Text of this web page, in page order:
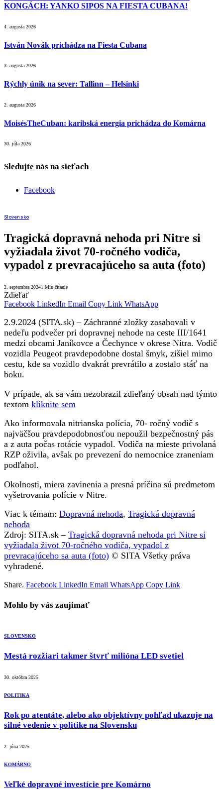
KONGÁCH: YANKO SIPOS NA FIESTA CUBANA!
4. augusta 2026
István Novák prichádza na Fiesta Cubana
3. augusta 2026
Rýchly únik na sever: Tallinn – Helsinki
2. augusta 2026
MoisésTheCuban: karibská energia prichádza do Komárna
30. júla 2026
Sledujte nás na sieťach
Facebook
Slovensko
Tragická dopravná nehoda pri Nitre si
vyžiadala život 70-ročného vodiča,
vypadol z prevracajúceho sa auta (foto)
2. septembra 20241 Min čítanie
Zdieľať
Facebook LinkedIn Email Copy Link WhatsApp
2.9.2024 (SITA.sk) – Záchranné zložky zasahovali v
nedeľu podvečer pri dopravnej nehode na ceste III/1641
medzi obcami Janíkovce a Čechynce v okrese Nitra. Vodič
vozidla Peugeot pravdepodobne dostal šmyk, zišiel mimo
cestu, kde sa vozidlo dvakrát prevrátilo a zostalo stáť na
boku.
V prípade, ak sa vám nezobrazil zdieľaný obsah nad týmto
textom kliknite sem
Ako informovala nitrianska polícia, 70- ročný vodič s
najväčšou pravdepodobnosťou nepoužil bezpečnostný pás
a z auta počas rotácie vypadol. Vodiča na mieste privolaná
RZP oživila, avšak po prevezení do nemocnice zraneniam
podľahol.
Okolnosti, miera zavinenia a presná príčina sú predmetom
vyšetrovania polície v Nitre.
Viac k témam: Dopravná nehoda, Tragická dopravná
nehoda
Zdroj: SITA.sk – Tragická dopravná nehoda pri Nitre si
vyžiadala život 70-ročného vodiča, vypadol z
prevracajúceho sa auta (foto) © SITA Všetky práva
vyhradené.
Share. Facebook LinkedIn Email WhatsApp Copy Link
Mohlo by vás zaujimať
SLOVENSKO
Mestá rozžiari takmer štvrť milióna LED svetiel
30. októbra 2025
POLITIKA
Rok po atentáte, alebo ako objektívny pohľad ukazuje na
silné vedenie v politike na Slovensku
2. júna 2025
KOMÁRNO
Veľké dopravné investície pre Komárno